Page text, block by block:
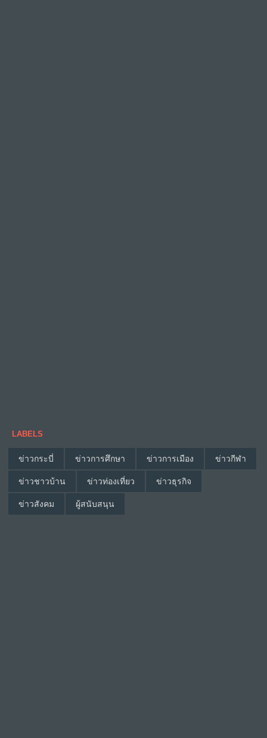
LABELS
ข่าวกระบี่ ข่าวการศึกษา ข่าวการเมือง ข่าวกีฬา
ข่าวชาวบ้าน ข่าวท่องเที่ยว ข่าวธุรกิจ
ข่าวสังคม ผู้สนับสนุน